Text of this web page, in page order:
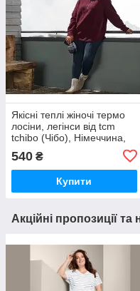
Якісні теплі жіночі термо
лосіни, легінси від tcm
tchibo (Чібо), Німеччина,
540 ₴
Купити
Акційні пропозиції та